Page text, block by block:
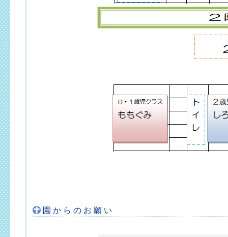
園 か ら の お 願 い